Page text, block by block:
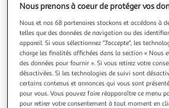
Nous prenons à coeur de protéger vos
Nous et nos 68 partenaires stockons et accédons à
telles que des données de navigation ou des
appareil. Si vous sélectionnez "J'accepte", les
charge les finalités affichées dans la section « Nous
des données pour fournir ». Si vous retirez votre
désactivées. Si les technologies de suivi sont
certains contenus et annonces qui vous sont
pour vous. Vous pouvez faire réapparaître ce menu
pour retirer votre consentement à tout moment en